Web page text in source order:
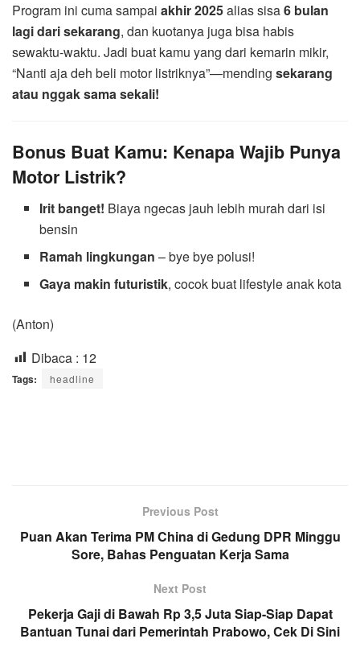
Program ini cuma sampai akhir 2025alias sisa6 bulan
lagi dari sekarang, dan kuotanya juga bisa habis
sewaktu-waktu. Jadi buat kamu yang dari kemarin mikir,
“Nanti aja deh beli motor listriknya”—mending sekarang
atau nggak sama sekali!
Bonus Buat Kamu: Kenapa Wajib Punya
Motor Listrik?
Irit banget! Biaya ngecas jauh lebih murah dari isi
bensin
Ramah lingkungan – bye bye polusi!
Gaya makin futuristik, cocok buat lifestyle anak kota
(Anton)
Dibaca : 12
Tags: headline
Previous Post
Puan Akan Terima PM China di Gedung DPR Minggu
Sore, Bahas Penguatan Kerja Sama
Next Post
Pekerja Gaji di Bawah Rp 3,5 Juta Siap-Siap Dapat
Bantuan Tunai dari Pemerintah Prabowo, Cek Di Sini